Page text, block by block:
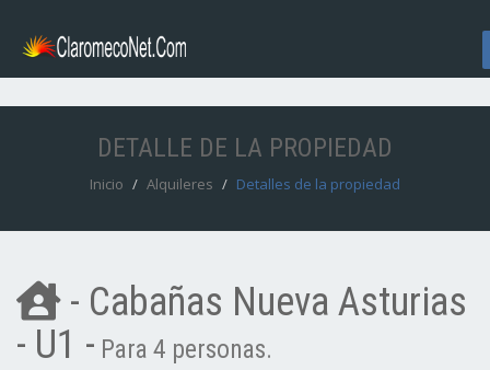
DETALLE DE LA PROPIEDAD
Inicio Alquileres Detalles de la propiedad
- Cabañas Nueva Asturias
- U1 - Para 4 personas.